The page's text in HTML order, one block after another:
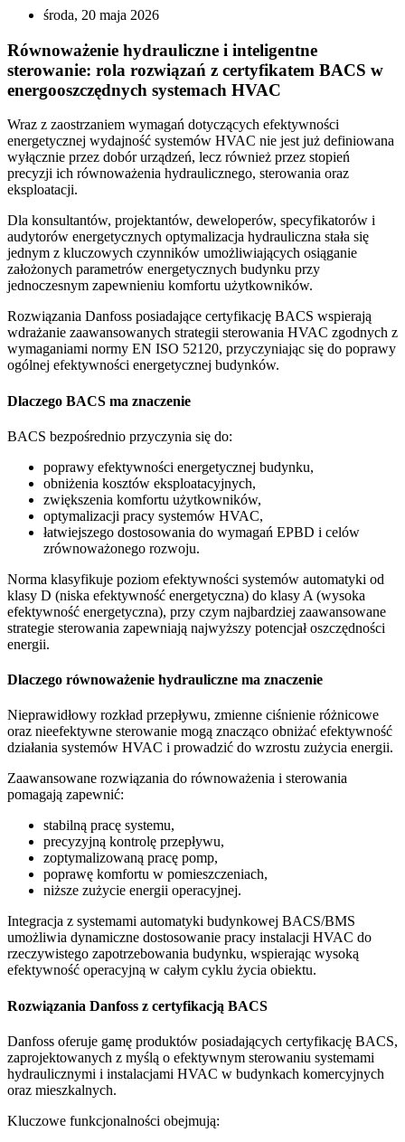
środa, 20 maja 2026
Równoważenie hydrauliczne i inteligentne
sterowanie: rola rozwiązań z certyfikatem BACS w
energooszczędnych systemach HVAC
Wraz z zaostrzaniem wymagań dotyczących efektywności
energetycznej wydajność systemów HVAC nie jest już definiowana
wyłącznie przez dobór urządzeń, lecz również przez stopień
precyzji ich równoważenia hydraulicznego, sterowania oraz
eksploatacji.
Dla konsultantów, projektantów, deweloperów, specyfikatorów i
audytorów energetycznych optymalizacja hydrauliczna stała się
jednym z kluczowych czynników umożliwiających osiąganie
założonych parametrów energetycznych budynku przy
jednoczesnym zapewnieniu komfortu użytkowników.
Rozwiązania Danfoss posiadające certyfikację BACS wspierają
wdrażanie zaawansowanych strategii sterowania HVAC zgodnych z
wymaganiami normy EN ISO 52120, przyczyniając się do poprawy
ogólnej efektywności energetycznej budynków.
Dlaczego BACS ma znaczenie
BACS bezpośrednio przyczynia się do:
poprawy efektywności energetycznej budynku,
obniżenia kosztów eksploatacyjnych,
zwiększenia komfortu użytkowników,
optymalizacji pracy systemów HVAC,
łatwiejszego dostosowania do wymagań EPBD i celów
zrównoważonego rozwoju.
Norma klasyfikuje poziom efektywności systemów automatyki od
klasy D (niska efektywność energetyczna) do klasy A (wysoka
efektywność energetyczna), przy czym najbardziej zaawansowane
strategie sterowania zapewniają najwyższy potencjał oszczędności
energii.
Dlaczego równoważenie hydrauliczne ma znaczenie
Nieprawidłowy rozkład przepływu, zmienne ciśnienie różnicowe
oraz nieefektywne sterowanie mogą znacząco obniżać efektywność
działania systemów HVAC i prowadzić do wzrostu zużycia energii.
Zaawansowane rozwiązania do równoważenia i sterowania
pomagają zapewnić:
stabilną pracę systemu,
precyzyjną kontrolę przepływu,
zoptymalizowaną pracę pomp,
poprawę komfortu w pomieszczeniach,
niższe zużycie energii operacyjnej.
Integracja z systemami automatyki budynkowej BACS/BMS
umożliwia dynamiczne dostosowanie pracy instalacji HVAC do
rzeczywistego zapotrzebowania budynku, wspierając wysoką
efektywność operacyjną w całym cyklu życia obiektu.
Rozwiązania Danfoss z certyfikacją BACS
Danfoss oferuje gamę produktów posiadających certyfikację BACS,
zaprojektowanych z myślą o efektywnym sterowaniu systemami
hydraulicznymi i instalacjami HVAC w budynkach komercyjnych
oraz mieszkalnych.
Kluczowe funkcjonalności obejmują: